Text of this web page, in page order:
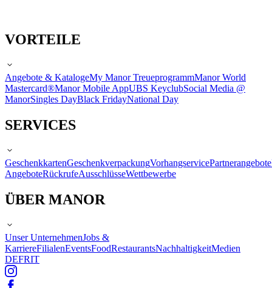
VORTEILE
Angebote & KatalogeMy Manor TreueprogrammManor World
Mastercard®Manor Mobile AppUBS KeyclubSocial Media @
ManorSingles DayBlack FridayNational Day
SERVICES
GeschenkkartenGeschenkverpackungVorhangservicePartnerangebote
AngeboteRückrufeAusschlüsseWettbewerbe
ÜBER MANOR
Unser UnternehmenJobs &
KarriereFilialenEventsFoodRestaurantsNachhaltigkeitMedien
DEFRIT